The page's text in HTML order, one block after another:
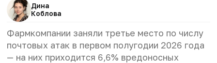
Дина
Коблова
Фармкомпании заняли третье место по числу
почтовых атак в первом полугодии 2026 года
— на них приходится 6,6% вредоносных